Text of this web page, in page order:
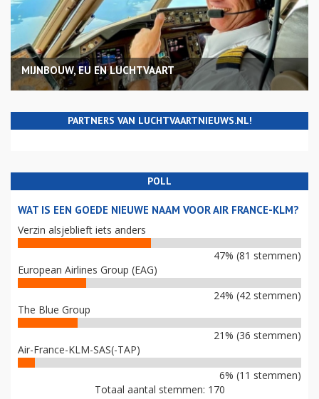
MIJNBOUW, EU EN LUCHTVAART
PARTNERS VAN LUCHTVAARTNIEUWS.NL!
POLL
WAT IS EEN GOEDE NIEUWE NAAM VOOR AIR FRANCE-KLM?
Verzin alsjeblieft iets anders
47% (81 stemmen)
European Airlines Group (EAG)
24% (42 stemmen)
The Blue Group
21% (36 stemmen)
Air-France-KLM-SAS(-TAP)
6% (11 stemmen)
Totaal aantal stemmen: 170